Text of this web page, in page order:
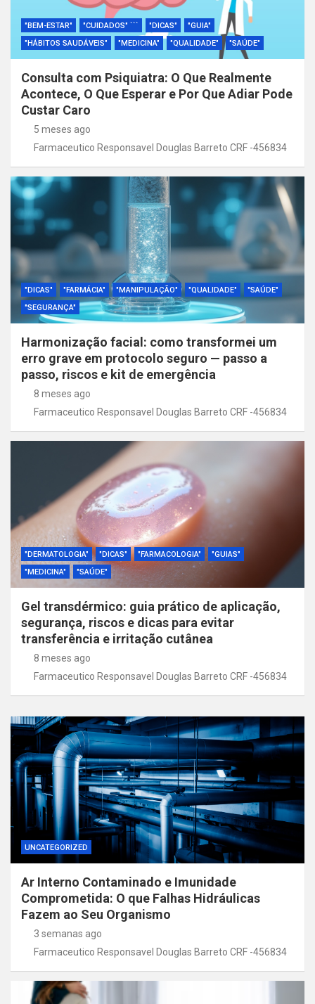
"BEM-ESTAR" "CUIDADOS" ``` "DICAS"
"GUIA"
"HÁBITOS SAUDÁVEIS"
"MEDICINA" "QUALIDADE" "SAÚDE"
Consulta com Psiquiatra: O Que Realmente
Acontece, O Que Esperar e Por Que Adiar Pode
Custar Caro
5 meses ago
Farmaceutico Responsavel Douglas Barreto CRF -456834
"DICAS" "FARMÁCIA" "MANIPULAÇÃO" "QUALIDADE"
"SAÚDE"
"SEGURANÇA"
Harmonização facial: como transformei um
erro grave em protocolo seguro — passo a
passo, riscos e kit de emergência
8 meses ago
Farmaceutico Responsavel Douglas Barreto CRF -456834
"DERMATOLOGIA" "DICAS" "FARMACOLOGIA"
"GUIAS"
"MEDICINA"
"SAÚDE"
Gel transdérmico: guia prático de aplicação,
segurança, riscos e dicas para evitar
transferência e irritação cutânea
8 meses ago
Farmaceutico Responsavel Douglas Barreto CRF -456834
UNCATEGORIZED
Ar Interno Contaminado e Imunidade
Comprometida: O que Falhas Hidráulicas
Fazem ao Seu Organismo
3 semanas ago
Farmaceutico Responsavel Douglas Barreto CRF -456834